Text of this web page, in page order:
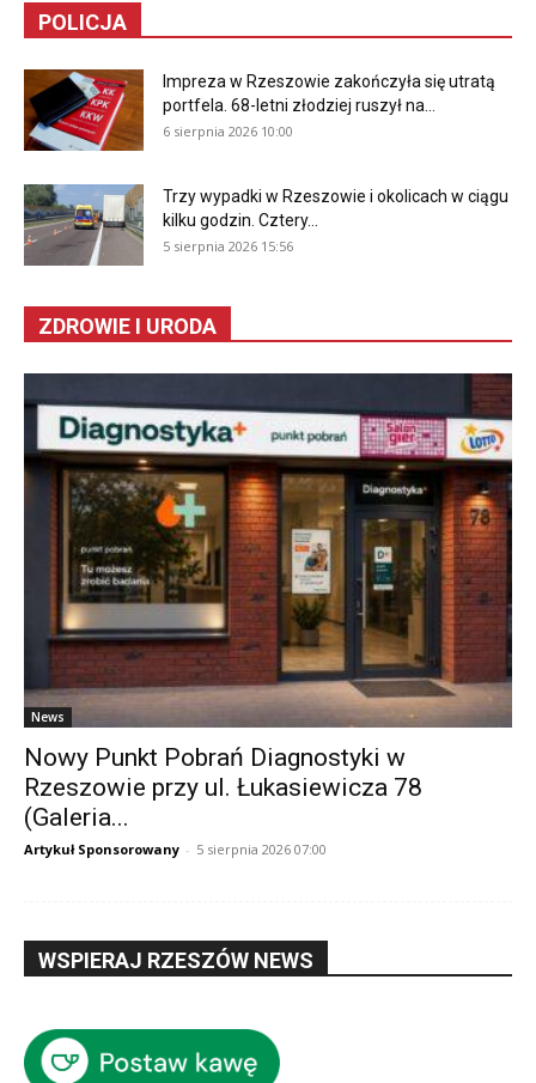
POLICJA
Impreza w Rzeszowie zakończyła się utratą
portfela. 68-letni złodziej ruszył na...
6 sierpnia 2026 10:00
Trzy wypadki w Rzeszowie i okolicach w ciągu
kilku godzin. Cztery...
5 sierpnia 2026 15:56
ZDROWIE I URODA
News
Nowy Punkt Pobrań Diagnostyki w
Rzeszowie przy ul. Łukasiewicza 78
(Galeria...
Artykuł Sponsorowany - 5 sierpnia 2026 07:00
WSPIERAJ RZESZÓW NEWS